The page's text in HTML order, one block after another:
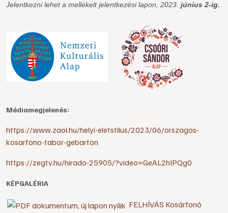
Jelentkezni lehet a mellékelt jelentkezési lapon, 2023. június 2-ig.
Médiamegjelenés:
https://www.zaol.hu/helyi-eletstilus/2023/06/orszagos-
kosarfono-tabor-gebarton
https://zegtv.hu/hirado-25905/?video=GeAL2hIPQg0
KÉPGALÉRIA
FELHÍVÁS Kosárfonó